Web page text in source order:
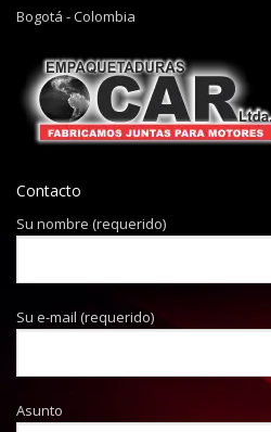
Bogotá - Colombia
Contacto
Su nombre (requerido)
Su e-mail (requerido)
Asunto